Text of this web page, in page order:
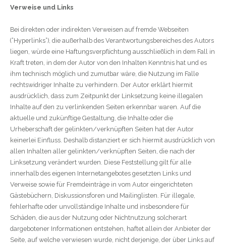
Verweise und Links
Bei direkten oder indirekten Verweisen auf fremde Webseiten
(”Hyperlinks”), die außerhalb des Verantwortungsbereiches des Autors
liegen, würde eine Haftungsverpflichtung ausschließlich in dem Fall in
Kraft treten, in dem der Autor von den Inhalten Kenntnis hat und es
ihm technisch möglich und zumutbar wäre, die Nutzung im Falle
rechtswidriger Inhalte zu verhindern. Der Autor erklärt hiermit
ausdrücklich, dass zum Zeitpunkt der Linksetzung keine illegalen
Inhalte auf den zu verlinkenden Seiten erkennbar waren. Auf die
aktuelle und zukünftige Gestaltung, die Inhalte oder die
Urheberschaft der gelinkten/verknüpften Seiten hat der Autor
keinerlei Einfluss. Deshalb distanziert er sich hiermit ausdrücklich von
allen Inhalten aller gelinkten/verknüpften Seiten, die nach der
Linksetzung verändert wurden. Diese Feststellung gilt für alle
innerhalb des eigenen Internetangebotes gesetzten Links und
Verweise sowie für Fremdeinträge in vom Autor eingerichteten
Gästebüchern, Diskussionsforen und Mailinglisten. Für illegale,
fehlerhafte oder unvollständige Inhalte und insbesondere für
Schäden, die aus der Nutzung oder Nichtnutzung solcherart
dargebotener Informationen entstehen, haftet allein der Anbieter der
Seite, auf welche verwiesen wurde, nicht derjenige, der über Links auf